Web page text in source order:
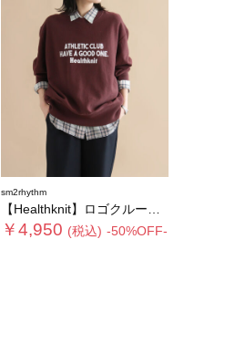
sm2rhythm
【Healthknit】ロゴクルーネックプルオーバー
￥4,950 (税込) -50%OFF-